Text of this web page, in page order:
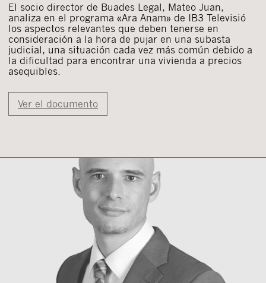
El socio director de Buades Legal, Mateo Juan,
analiza en el programa «Ara Anam» de IB3 Televisió
los aspectos relevantes que deben tenerse en
consideración a la hora de pujar en una subasta
judicial, una situación cada vez más común debido a
la dificultad para encontrar una vivienda a precios
asequibles.
Ver el documento